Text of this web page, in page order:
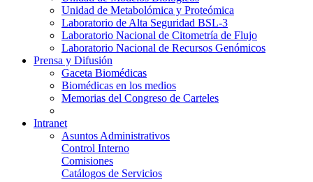
Unidad de Metabolómica y Proteómica
Laboratorio de Alta Seguridad BSL-3
Laboratorio Nacional de Citometría de Flujo
Laboratorio Nacional de Recursos Genómicos
Prensa y Difusión
Gaceta Biomédicas
Biomédicas en los medios
Memorias del Congreso de Carteles
Intranet
Asuntos Administrativos
Control Interno
Comisiones
Catálogos de Servicios